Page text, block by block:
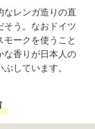
なレンガ造りの直
そう。なおドイツ
ークを使うこと
な香りが日本人の
しています。